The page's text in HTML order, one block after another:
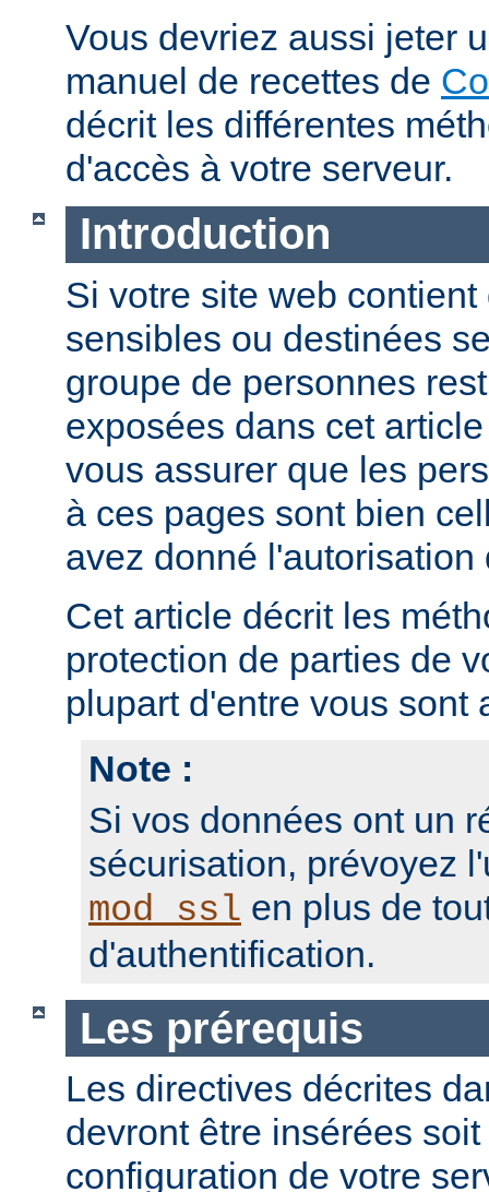
Vous devriez aussi jeter
manuel de recettes de
décrit les différentes
d'accès à votre serveur.
Introduction
Si votre site web
sensibles ou destinées
groupe de personnes
exposées dans cet
vous assurer que les
à ces pages sont bien
avez donné l'autorisation
Cet article décrit les
protection de parties de
plupart d'entre vous sont
Note :
Si vos données ont un
sécurisation, prévoyez
mod_ssl en plus de
d'authentification.
Les prérequis
Les directives décrites
devront être insérées
configuration de votre